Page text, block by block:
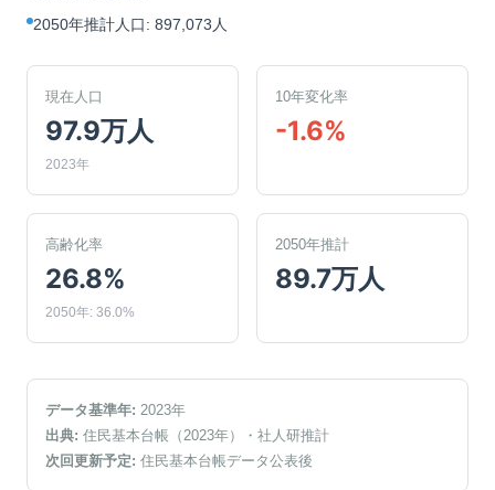
2050年推計人口: 897,073人
現在人口
97.9万人
2023年
10年変化率
-1.6%
高齢化率
26.8%
2050年: 36.0%
2050年推計
89.7万人
データ基準年: 2023年
出典: 住民基本台帳（2023年）
・社人研推計
次回更新予定: 住民基本台帳データ公表後